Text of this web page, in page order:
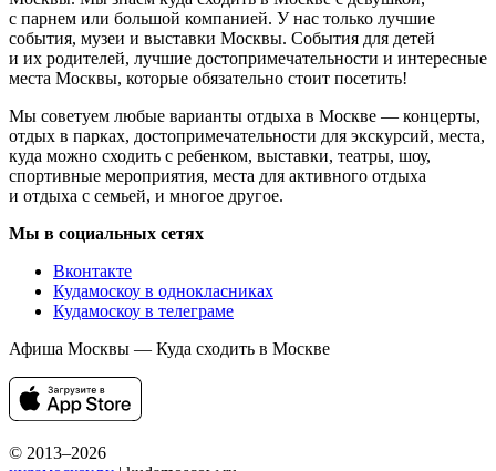
с парнем или большой компанией. У нас только лучшие
события, музеи и выставки Москвы. События для детей
и их родителей, лучшие достопримечательности и интересные
места Москвы, которые обязательно стоит посетить!
Мы советуем любые варианты отдыха в Москве — концерты,
отдых в парках, достопримечательности для экскурсий, места,
куда можно сходить с ребенком, выставки, театры, шоу,
спортивные мероприятия, места для активного отдыха
и отдыха с семьей, и многое другое.
Мы в социальных сетях
Вконтакте
Кудамоскоу в однокласниках
Кудамоскоу в телеграме
Афиша Москвы — Куда сходить в Москве
© 2013–2026